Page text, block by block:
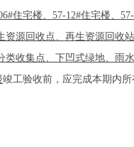
住宅楼、57-12#住宅楼、
资源回收点、再生资源回收
类收集点、下凹式绿地、雨
竣工验收前，应完成本期内